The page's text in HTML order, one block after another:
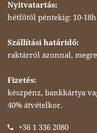
Nyitvatartás:
hétfőtől péntekig: 10-
Szállítási határidő:
raktárról azonnal,
Fizetés:
készpénz, bankkártya
40% átvételkor.
+36 1 336 2080